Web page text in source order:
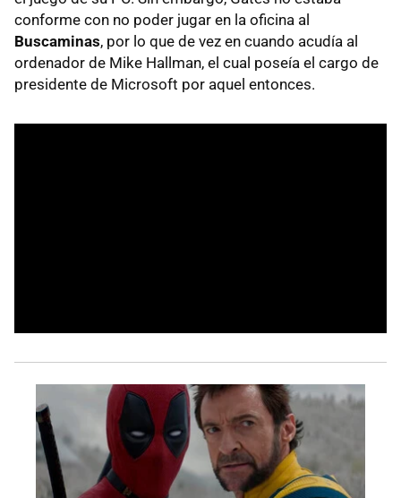
conforme con no poder jugar en la oficina al
Buscaminas, por lo que de vez en cuando acudía al
ordenador de Mike Hallman, el cual poseía el cargo de
presidente de Microsoft por aquel entonces.